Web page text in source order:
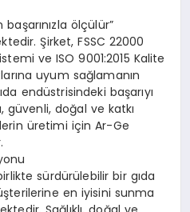
başarınızla ölçülür”
Şirket, FSSC 22000
ve ISO 9001:2015 Kalite
uyum sağlamanın
endüstrisindeki başarıyı
güvenli, doğal ve katkı
üretimi için Ar-Ge
sürdürülebilir bir gıda
en iyisini sunma